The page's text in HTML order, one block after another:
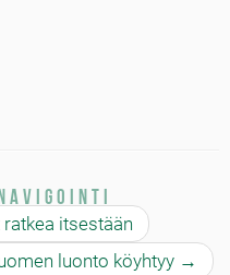
itsestään
luonto köyhtyy →